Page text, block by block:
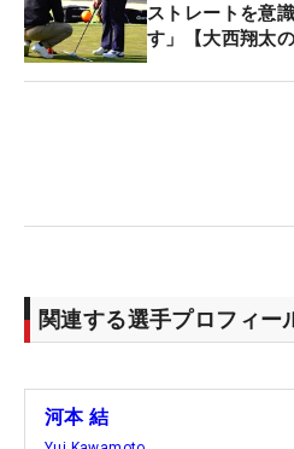
メジャー初制覇を遂げた際
「アマチュアの方もボール
がつかめると思う」と大西
スライスに悩む人は試して
■解説・大西翔太（おおに
月20日生まれ。名門・水城
ストレートを意
す」【大西翔太
関連する選手プロフィー
河本 結